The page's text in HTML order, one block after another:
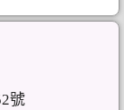
號